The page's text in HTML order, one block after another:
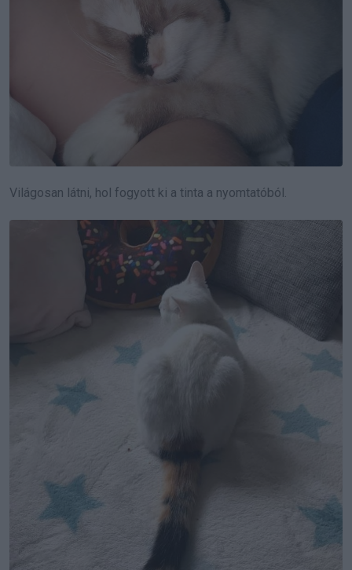
Világosan látni, hol fogyott ki a tinta a nyomtatóból.